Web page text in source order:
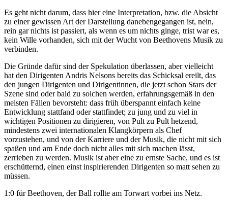
Es geht nicht darum, dass hier eine Interpretation, bzw. die Absicht
zu einer gewissen Art der Darstellung danebengegangen ist, nein,
rein gar nichts ist passiert, als wenn es um nichts ginge, trist war es,
kein Wille vorhanden, sich mit der Wucht von Beethovens Musik zu
verbinden.
Die Gründe dafür sind der Spekulation überlassen, aber vielleicht
hat den Dirigenten Andris Nelsons bereits das Schicksal ereilt, das
den jungen Dirigenten und Dirigentinnen, die jetzt schon Stars der
Szene sind oder bald zu solchen werden, erfahrungsgemäß in den
meisten Fällen bevorsteht: dass früh überspannt einfach keine
Entwicklung stattfand oder stattfindet; zu jung und zu viel in
wichtigen Positionen zu dirigieren, von Pult zu Pult hetzend,
mindestens zwei internationalen Klangkörpern als Chef
vorzustehen, und von der Karriere und der Musik, die nicht mit sich
spaßen und am Ende doch nicht alles mit sich machen lässt,
zerrieben zu werden. Musik ist aber eine zu ernste Sache, und es ist
erschütternd, einen einst inspirierenden Dirigenten so matt sehen zu
müssen.
1:0 für Beethoven, der Ball rollte am Torwart vorbei ins Netz.